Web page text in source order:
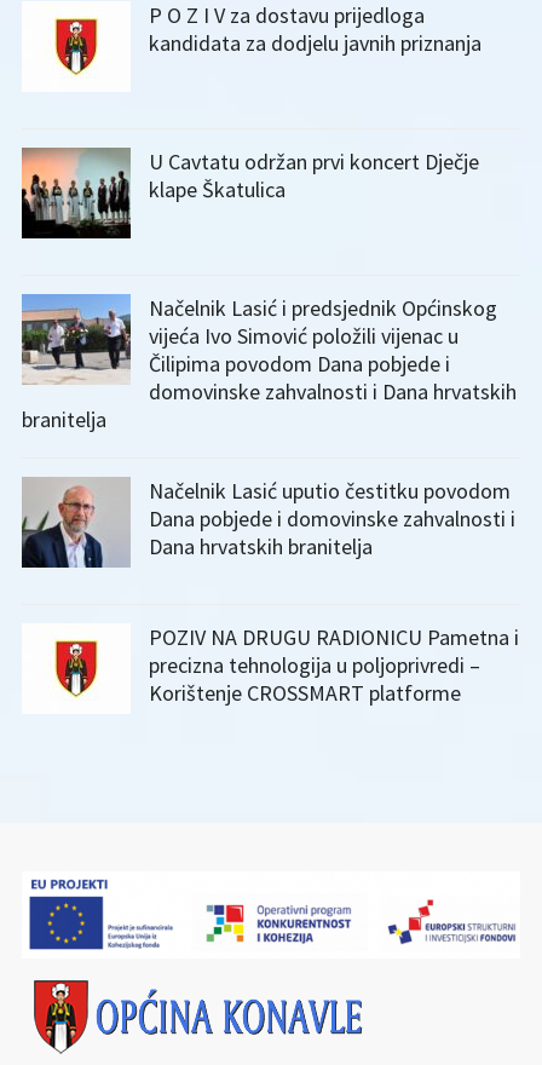
P O Z I V za dostavu prijedloga
kandidata za dodjelu javnih priznanja
U Cavtatu održan prvi koncert Dječje
klape Škatulica
Načelnik Lasić i predsjednik Općinskog
vijeća Ivo Simović položili vijenac u
Čilipima povodom Dana pobjede i
domovinske zahvalnosti i Dana hrvatskih
branitelja
Načelnik Lasić uputio čestitku povodom
Dana pobjede i domovinske zahvalnosti i
Dana hrvatskih branitelja
POZIV NA DRUGU RADIONICU Pametna i
precizna tehnologija u poljoprivredi –
Korištenje CROSSMART platforme